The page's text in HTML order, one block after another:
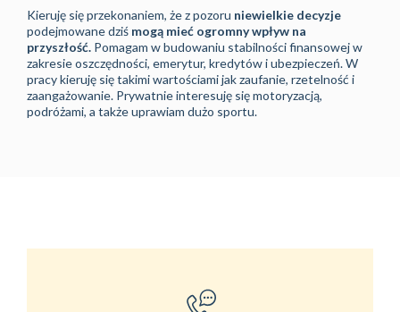
Kieruję się przekonaniem, że z pozoru niewielkie decyzje
podejmowane dziś mogą mieć ogromny wpływ na
przyszłość. Pomagam w budowaniu stabilności finansowej w
zakresie oszczędności, emerytur, kredytów i ubezpieczeń. W
pracy kieruję się takimi wartościami jak zaufanie, rzetelność i
zaangażowanie. Prywatnie interesuję się motoryzacją,
podróżami, a także uprawiam dużo sportu.